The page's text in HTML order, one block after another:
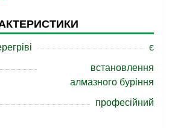
є
встановлення
алмазного буріння
професійний